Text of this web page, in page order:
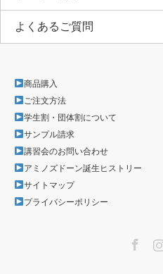
よくあるご質問
商品購入
ご注文方法
学生割・団体割について
サンプル請求
講習会のお問い合わせ
アミノズドーン誕生ヒストリー
サイトマップ
プライバシーポリシー